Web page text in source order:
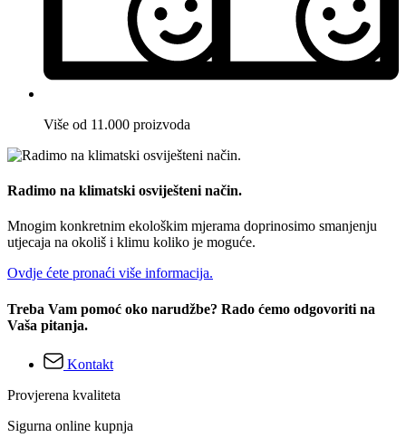
Više od 11.000 proizvoda
Radimo na klimatski osviješteni način.
Mnogim konkretnim ekološkim mjerama doprinosimo smanjenju
utjecaja na okoliš i klimu koliko je moguće.
Ovdje ćete pronaći više informacija.
Treba Vam pomoć oko narudžbe? Rado ćemo odgovoriti na
Vaša pitanja.
Kontakt
Provjerena kvaliteta
Sigurna online kupnja